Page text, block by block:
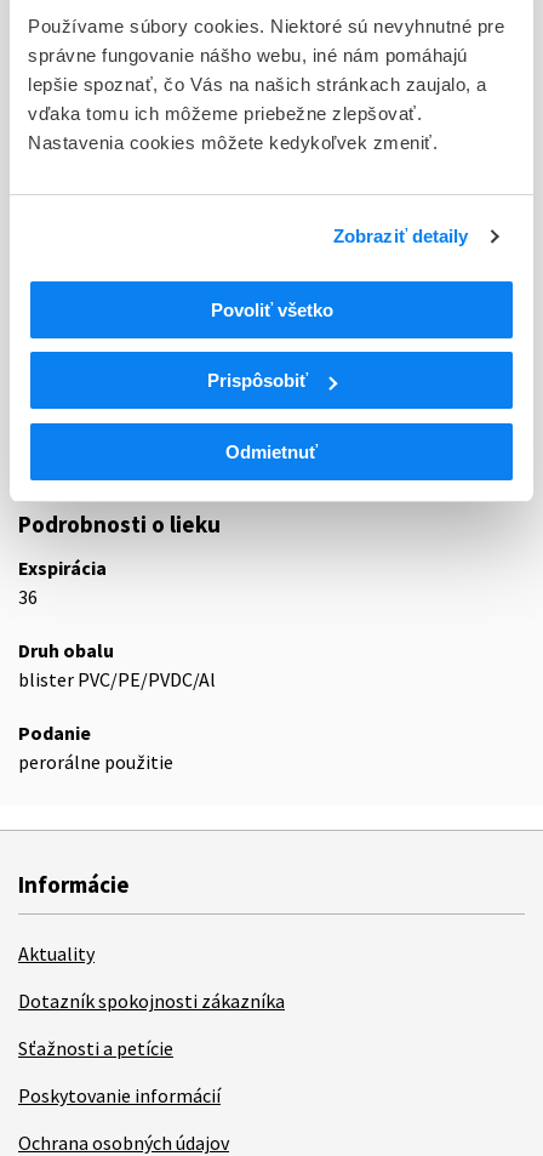
Používame súbory cookies. Niektoré sú nevyhnutné pre
správne fungovanie nášho webu, iné nám pomáhajú
lepšie spoznať, čo Vás na našich stránkach zaujalo, a
vďaka tomu ich môžeme priebežne zlepšovať.
Nastavenia cookies môžete kedykoľvek zmeniť.
Zobraziť detaily
Povoliť všetko
Prispôsobiť
Odmietnuť
D - Registrácia bez obmedzenia platnosti
Typ registračnej procedúry
Národná
Držiteľ, krajina
M
Muskuloskeletálny systém
Antiflogistiká a antireumatiká
M01AB
Deriváty kyseliny octovej a príbuzné liečivá
Diklofenak
Podrobnosti o lieku
Exspirácia
36
Druh obalu
blister PVC/PE/PVDC/Al
Podanie
perorálne použitie
Informácie
Aktuality
Dotazník spokojnosti zákazníka
Sťažnosti a petície
Poskytovanie informácií
Ochrana osobných údajov